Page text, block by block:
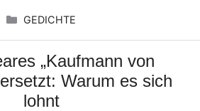
KATEGORIEN
GEDICHTE
„Kaufmann von
Warum es sich
lohnt